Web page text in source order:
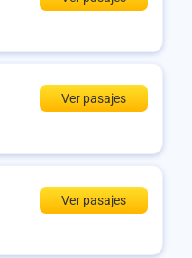
Ver pasajes
Ver pasajes